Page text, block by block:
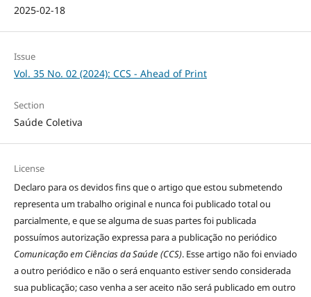
2025-02-18
Issue
Vol. 35 No. 02 (2024): CCS - Ahead of Print
Section
Saúde Coletiva
License
Declaro para os devidos fins que o artigo que estou submetendo
representa um trabalho original e nunca foi publicado total ou
parcialmente, e que se alguma de suas partes foi publicada
possuímos autorização expressa para a publicação no periódico
Comunicação em Ciências da Saúde (CCS). Esse artigo não foi enviado
a outro periódico e não o será enquanto estiver sendo considerada
sua publicação; caso venha a ser aceito não será publicado em outro